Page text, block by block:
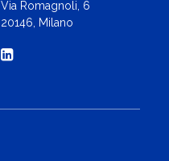
Via Romagnoli, 6
20146, Milano